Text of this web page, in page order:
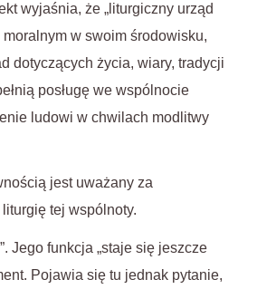
wyjaśnia, że „liturgiczny urząd
w swoim środowisku,
dotyczących życia, wiary, tradycji
posługę we wspólnocie
ludowi w chwilach modlitwy
jest uważany za
tej wspólnoty.
Jego funkcja „staje się jeszcze
Pojawia się tu jednak pytanie,